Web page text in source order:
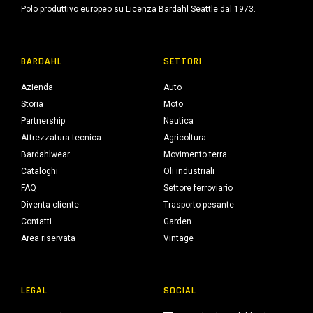
Polo produttivo europeo su Licenza Bardahl Seattle dal 1973.
BARDAHL
Azienda
Storia
Partnership
Attrezzatura tecnica
Bardahlwear
Cataloghi
FAQ
Diventa cliente
Contatti
Area riservata
SETTORI
Auto
Moto
Nautica
Agricoltura
Movimento terra
Oli industriali
Settore ferroviario
Trasporto pesante
Garden
Vintage
LEGAL SOCIAL